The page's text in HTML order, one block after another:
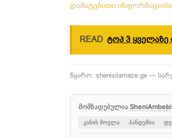
დამატებითი
READ ტოპ 3 ყველაზე
წყარო: shenisilamaze.ge —
მომზადებულია SheniAmbebi
კანის მოვლა პანდემია